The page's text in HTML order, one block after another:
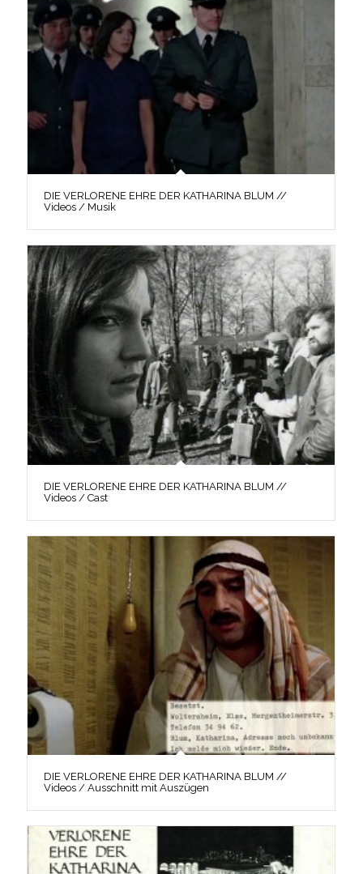
DIE VERLORENE EHRE DER KATHARINA BLUM //
Videos / Musik
DIE VERLORENE EHRE DER KATHARINA BLUM //
Videos / Cast
DIE VERLORENE EHRE DER KATHARINA BLUM //
Videos / Ausschnitt mit Auszügen